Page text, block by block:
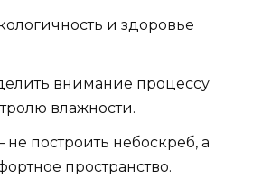
и здоровье
внимание процессу
влажности.
построить небоскреб, а
пространство.